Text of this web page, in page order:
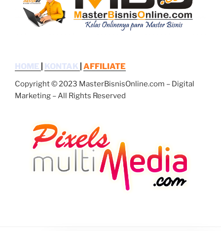
HOME KONTAK AFFILIATE
Copyright © 2023 MasterBisnisOnline.com – Digital
Marketing – All Rights Reserved